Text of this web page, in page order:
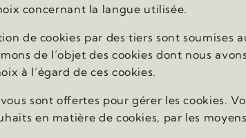
concernant la langue utilisée.
de cookies par des tiers sont
de l’objet des cookies dont nous
à l’égard de ces cookies.
sont offertes pour gérer les cookies.
en matière de cookies, par les